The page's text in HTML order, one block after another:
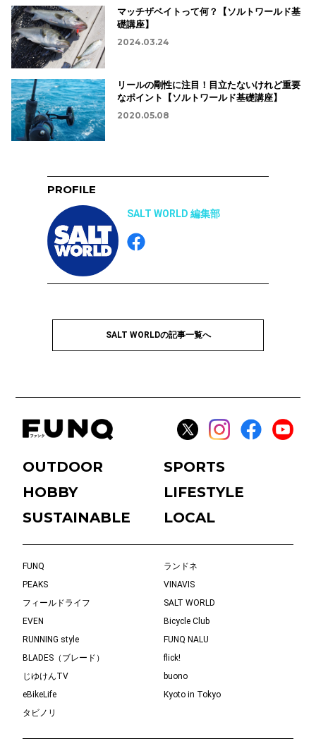
マッチザベイトって何？【ソルトワールド基
礎講座】
2024.03.24
リールの剛性に注目！目立たないけれど重要
なポイント【ソルトワールド基礎講座】
2020.05.08
PROFILE
SALT WORLD 編集部
SALT WORLDの記事一覧へ
OUTDOOR
SPORTS
HOBBY
LIFESTYLE
SUSTAINABLE
LOCAL
FUNQ
ランドネ
PEAKS
VINAVIS
フィールドライフ
SALT WORLD
EVEN
Bicycle Club
RUNNING style
FUNQ NALU
BLADES（ブレード）
flick!
じゆけんTV
buono
eBikeLife
Kyoto in Tokyo
タビノリ